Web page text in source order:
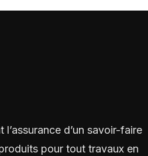
d’un savoir-faire
pour tout travaux en